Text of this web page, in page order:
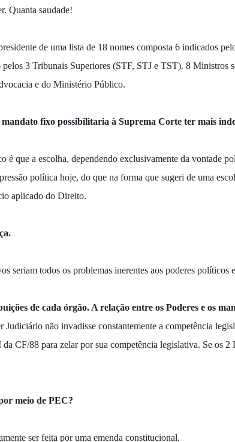
Quanta saudade!
de uma lista de 18 nomes composta 6 indicados
3 Tribunais Superiores (STF, STJ e TST). 8 Ministros
e do Ministério Público.
fixo possibilitaria à Suprema Corte ter mais
é que a escolha, dependendo exclusivamente da vontade
política hoje, do que na forma que sugeri de uma
aplicado do Direito.
seriam todos os problemas inerentes aos poderes políticos
de cada órgão. A relação entre os Poderes e os
Judiciário não invadisse constantemente a competência
CF/88 para zelar por sua competência legislativa. Se os 2
meio de PEC?
ser feita por uma emenda constitucional.